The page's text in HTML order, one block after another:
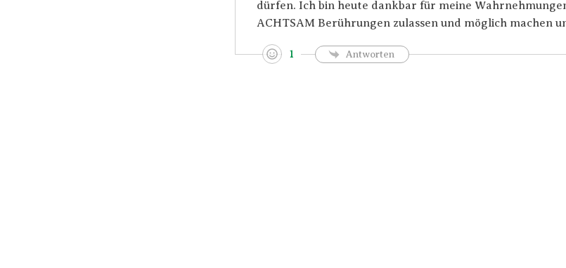
dürfen. Ich bin heute dankbar für meine
ACHTSAM Berührungen zulassen und möglich machen
1 Antworten